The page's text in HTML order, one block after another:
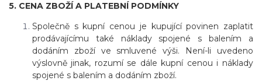
5. CENA ZBOŽÍ A PLATEBNÍ PODMÍNKY
Společně s kupní cenou je kupující povinen zaplatit
prodávajícímu také náklady spojené s balením a
dodáním zboží ve smluvené výši. Není-li uvedeno
výslovně jinak, rozumí se dále kupní cenou i náklady
spojené s balením a dodáním zboží.